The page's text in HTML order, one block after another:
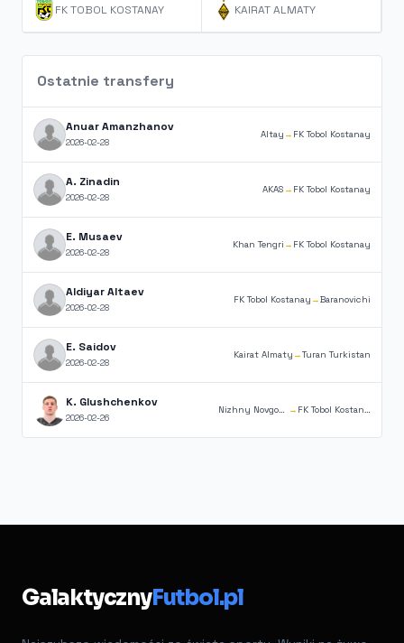
FK TOBOL KOSTANAY KAIRAT ALMATY
Ostatnie transfery
Anuar Amanzhanov
2026-02-28
Altay → FK Tobol Kostanay
A. Zinadin
2026-02-28
AKAS → FK Tobol Kostanay
E. Musaev
2026-02-28
Khan Tengri → FK Tobol Kostanay
Aldiyar Altaev
2026-02-28
FK Tobol Kostanay →Baranovichi
E. Saidov
2026-02-28
Kairat Almaty →Turan Turkistan
K. Glushchenkov
2026-02-26
Nizhny Novgorod → FK Tobol Kostanay
GalaktycznyFutbol.pl